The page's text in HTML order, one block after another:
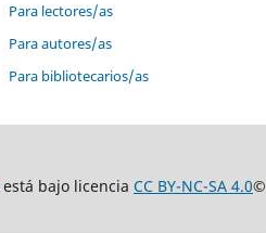
Para lectores/as
Para autores/as
Para bibliotecarios/as
está bajo licencia CC BY-NC-SA 4.0©